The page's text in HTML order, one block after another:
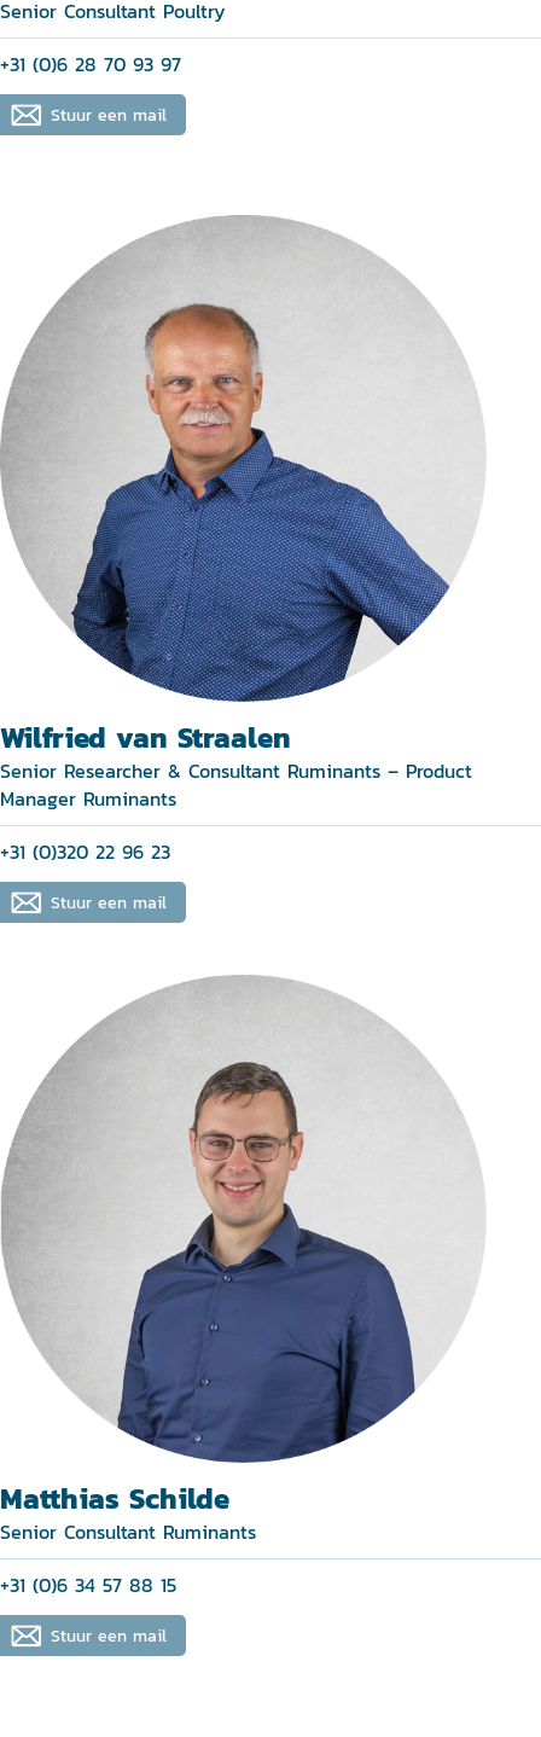
Senior Consultant Poultry
+31 (0)6 28 70 93 97
Stuur een mail
Wilfried van Straalen
Senior Researcher & Consultant Ruminants – Product
Manager Ruminants
+31 (0)320 22 96 23
Stuur een mail
Matthias Schilde
Senior Consultant Ruminants
+31 (0)6 34 57 88 15
Stuur een mail